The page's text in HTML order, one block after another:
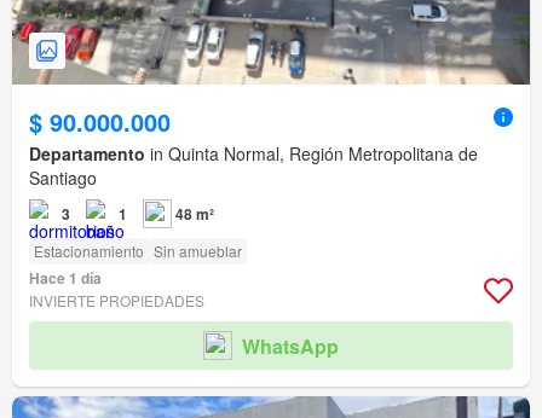
$ 90.000.000
Departamento in Quinta Normal, Región Metropolitana de
Santiago
3 1 48 m²
Estacionamiento Sin amueblar
Hace 1 día
INVIERTE PROPIEDADES
WhatsApp